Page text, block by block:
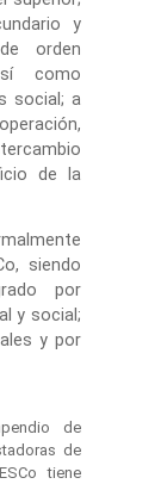
y
orden
como
social; a
de la
siendo
por
y social;
y por
de
de
tiene